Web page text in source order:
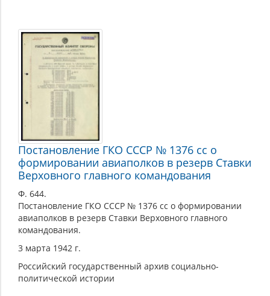
Постановление ГКО СССР № 1376 сс о
формировании авиаполков в резерв Ставки
Верховного главного командования
Ф. 644.
Постановление ГКО СССР № 1376 сс о формировании
авиаполков в резерв Ставки Верховного главного
командования.
3 марта 1942 г.
Российский государственный архив социально-
политической истории